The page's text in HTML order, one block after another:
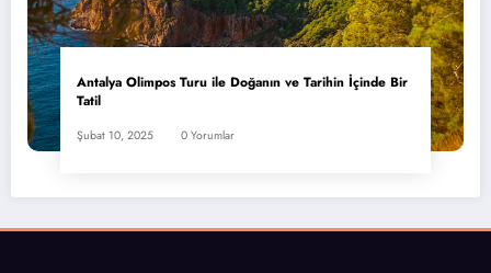
Antalya Olimpos Turu ile Doğanın ve Tarihin İçinde Bir
Tatil
Şubat 10, 2025 0 Yorumlar